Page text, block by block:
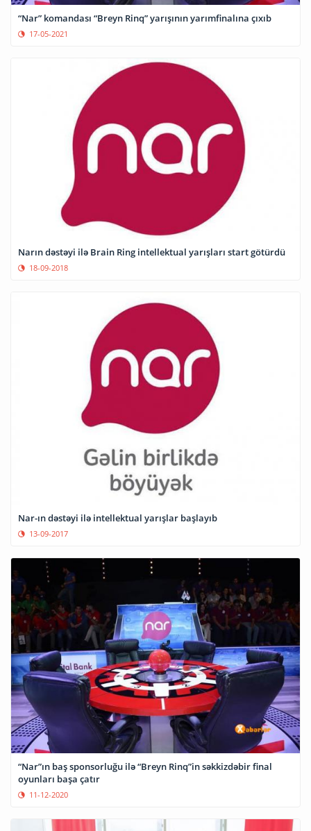
“Nar” komandası “Breyn Rinq” yarışının yarımfinalına çıxıb
17-05-2021
Narın dəstəyi ilə Brain Ring intellektual yarışları start götürdü
18-09-2018
Nar-ın dəstəyi ilə intellektual yarışlar başlayıb
13-09-2017
“Nar”ın baş sponsorluğu ilə “Breyn Rinq”in səkkizdəbir final
oyunları başa çatır
11-12-2020